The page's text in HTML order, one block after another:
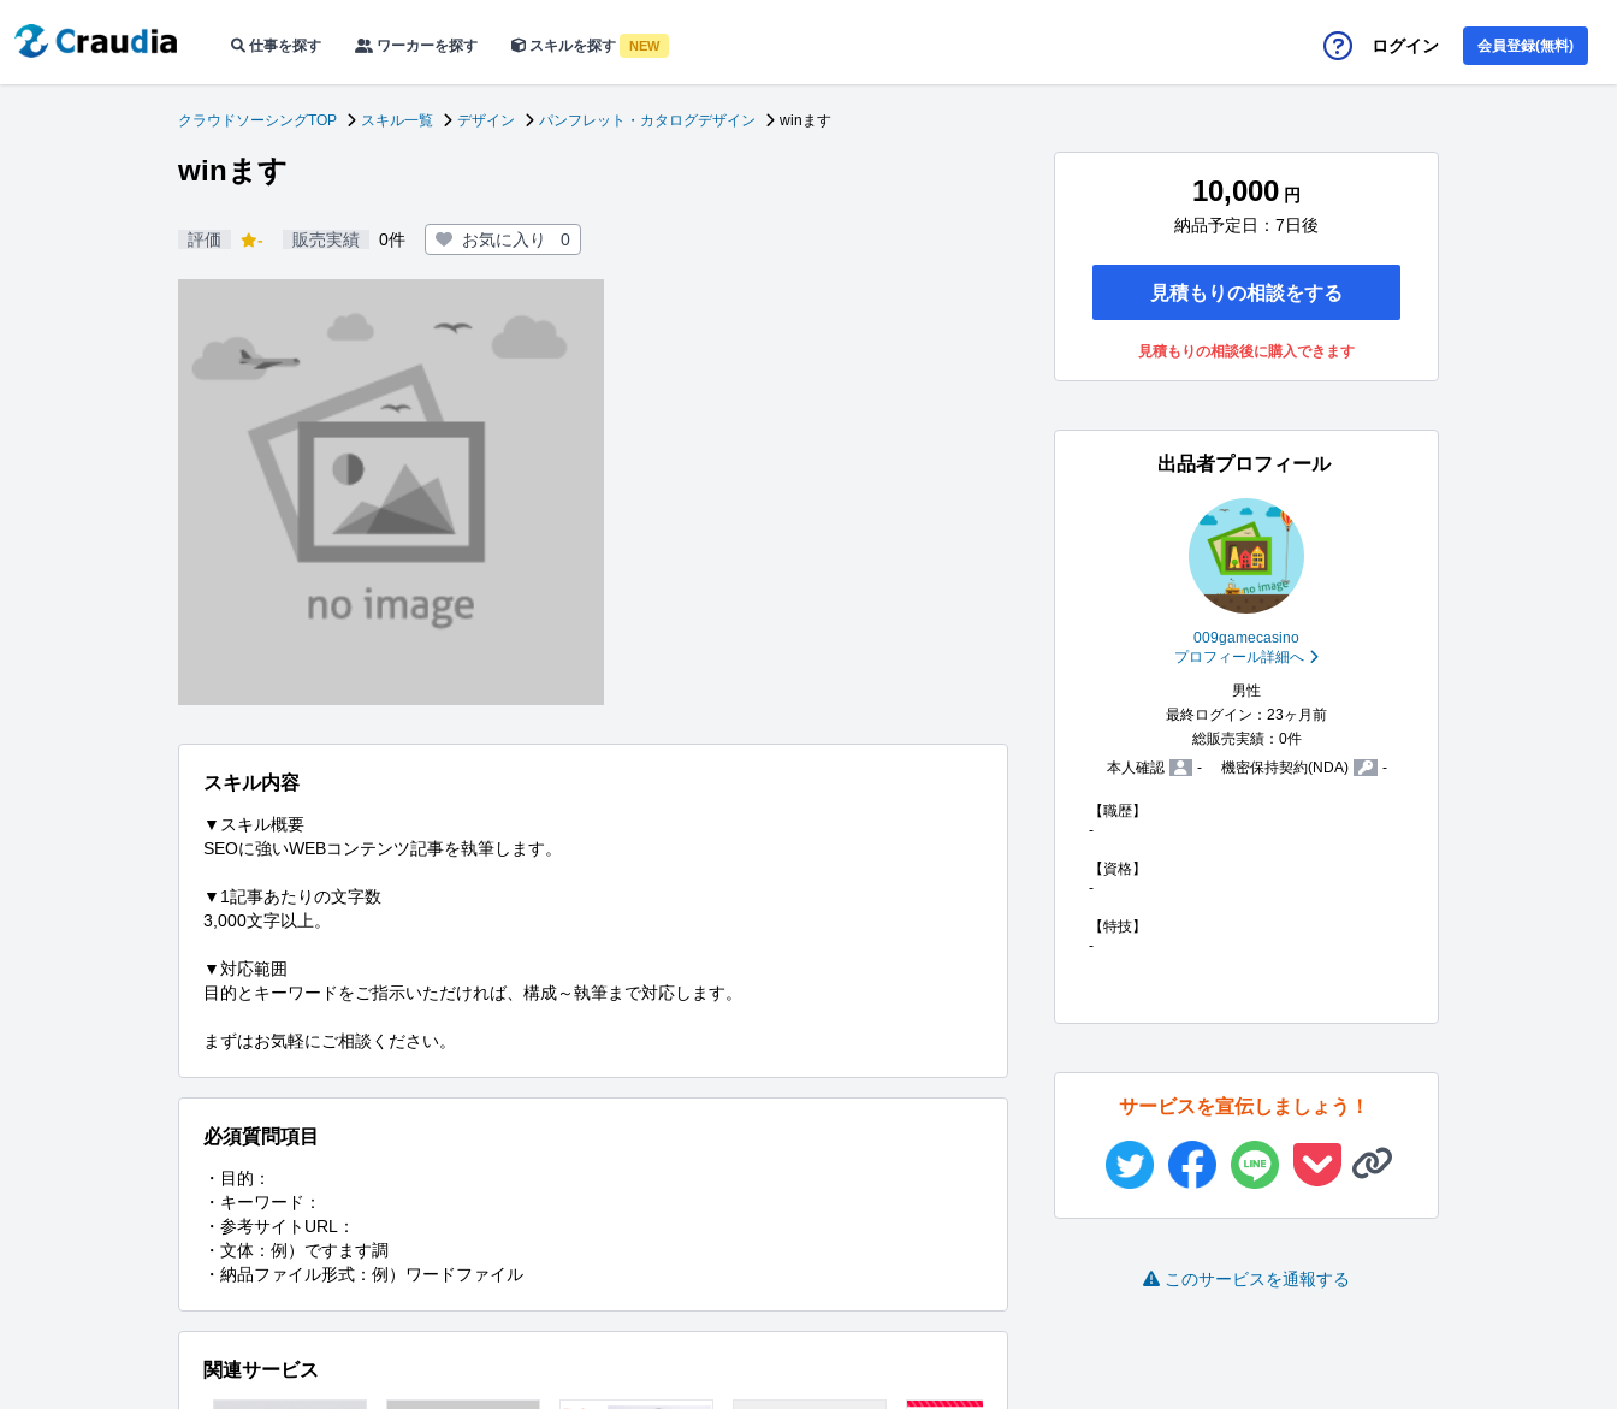
仕事を探す ワーカーを探す スキルを探す NEW ログイン 会員登録(無料)
クラウドソーシングTOP スキル一覧 デザイン パンフレット・カタログデザイン winます
winます
評価 - 販売実績 0件 お気に入り 0
スキル内容
▼スキル概要
SEOに強いWEBコンテンツ記事を執筆します。
▼1記事あたりの文字数
3,000文字以上。
▼対応範囲
目的とキーワードをご指示いただければ、構成～執筆まで対応します。
まずはお気軽にご相談ください。
必須質問項目
・目的：
・キーワード：
・参考サイトURL：
・文体：例）ですます調
・納品ファイル形式：例）ワードファイル
関連サービス
10,000 円
納品予定日：7日後
見積もりの相談をする
見積もりの相談後に購入できます
出品者プロフィール
009gamecasino
プロフィール詳細へ
男性
最終ログイン：23ヶ月前
総販売実績：0件
本人確認
- 機密保持契約(NDA) -
【職歴】
-
【資格】
-
【特技】
-
サービスを宣伝しましょう！
このサービスを通報する